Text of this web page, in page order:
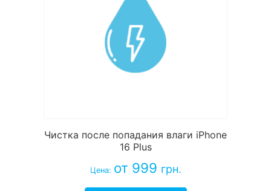
Чистка после попадания влаги iPhone
16 Plus
Цена: от 999 грн.